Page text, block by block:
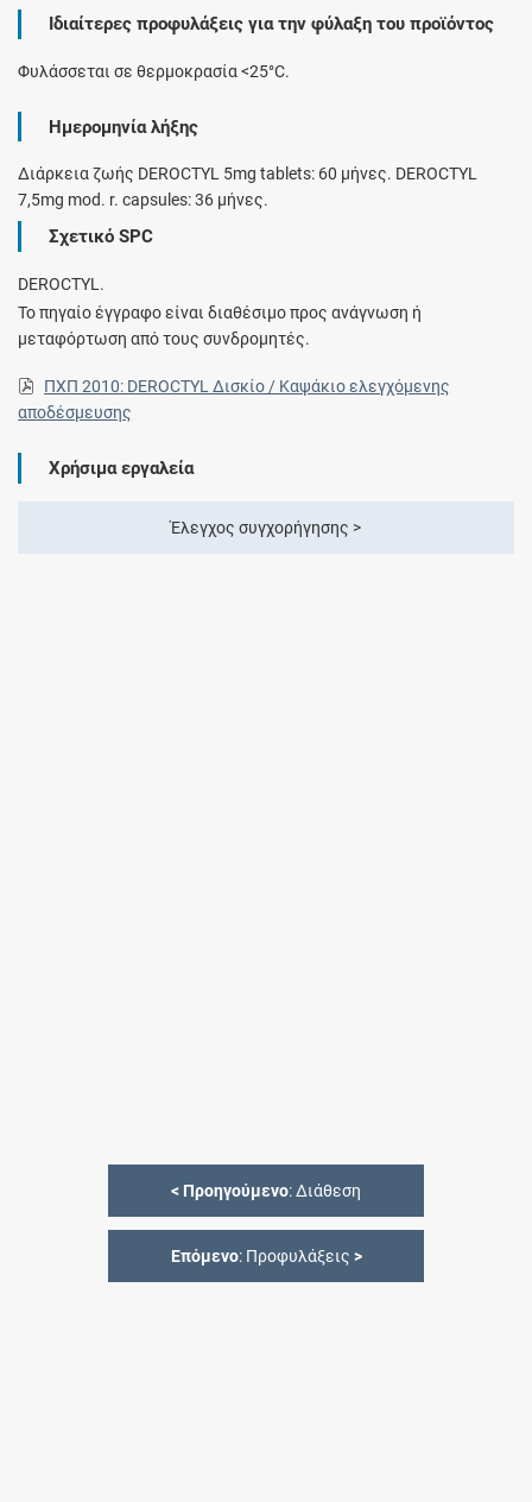
Ιδιαίτερες προφυλάξεις για την φύλαξη του προϊόντος
Φυλάσσεται σε θερμοκρασία <25°C.
Ημερομηνία λήξης
Διάρκεια ζωής DEROCTYL 5mg tablets: 60 μήνες. DEROCTYL
7,5mg mod. r. capsules: 36 μήνες.
Σχετικό SPC
DEROCTYL.
Το πηγαίο έγγραφο είναι διαθέσιμο προς ανάγνωση ή
μεταφόρτωση από τους συνδρομητές.
ΠΧΠ 2010: DEROCTYL Δισκίο / Καψάκιο ελεγχόμενης
αποδέσμευσης
Χρήσιμα εργαλεία
Έλεγχος συγχορήγησης >
< Προηγούμενο: Διάθεση
Επόμενο: Προφυλάξεις >